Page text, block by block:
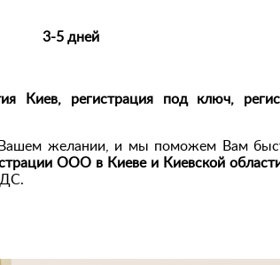
3-5 дней
Киев, регистрация под ключ,
желании, и мы поможем Вам
ООО в Киеве и Киевской